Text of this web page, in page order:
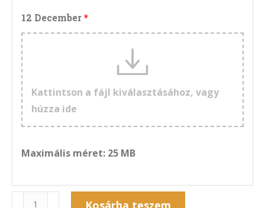
12 December
Kattintson a fájl kiválasztásához, vagy
húzza ide
Maximális méret: 25 MB
Naptár Kosárba teszem